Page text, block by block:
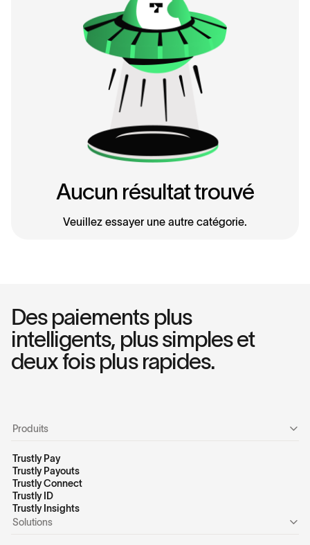
Aucun résultat trouvé
Veuillez essayer une autre catégorie.
Des paiements plus
intelligents, plus simples et
deux fois plus rapides.
Produits
Trustly Pay
Trustly Payouts
Trustly Connect
Trustly ID
Trustly Insights
Solutions